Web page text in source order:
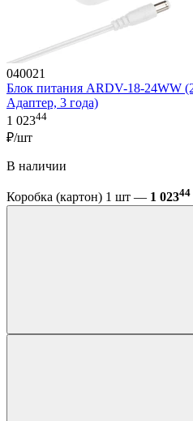
040021
Блок питания ARDV-18-24WW
Адаптер, 3 года)
1 02344
₽/шт
В наличии
Коробка (картон) 1 шт — 1 02344